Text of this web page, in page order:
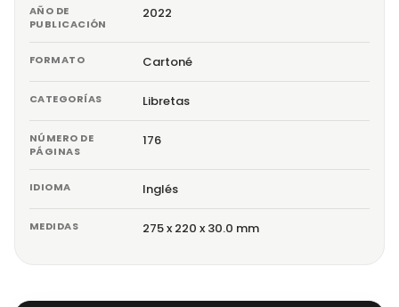
AÑO DE
PUBLICACIÓN
2022
FORMATO Cartoné
CATEGORÍAS Libretas
NÚMERO DE
PÁGINAS
176
IDIOMA Inglés
MEDIDAS 275 x 220 x 30.0 mm